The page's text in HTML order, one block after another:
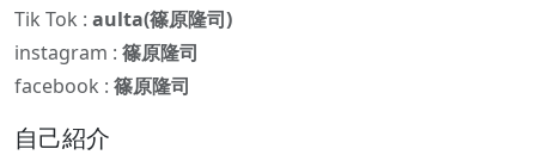
Tik Tok : aulta(篠原隆司)
instagram : 篠原隆司
facebook : 篠原隆司
自己紹介